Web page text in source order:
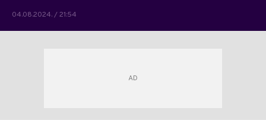
04.08.2024. / 21:54